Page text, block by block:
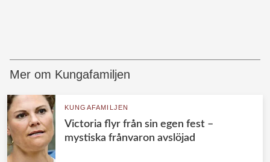
Mer om Kungafamiljen
KUNGAFAMILJEN
Victoria flyr från sin egen fest –
mystiska frånvaron avslöjad